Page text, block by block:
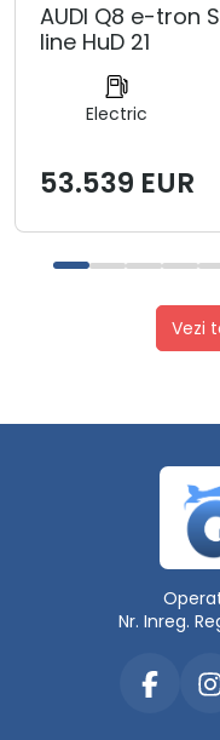
AUDI Q8 e-tron
line HuD 21
Electric
53.539 EUR
Vezi
Nr. Inreg.